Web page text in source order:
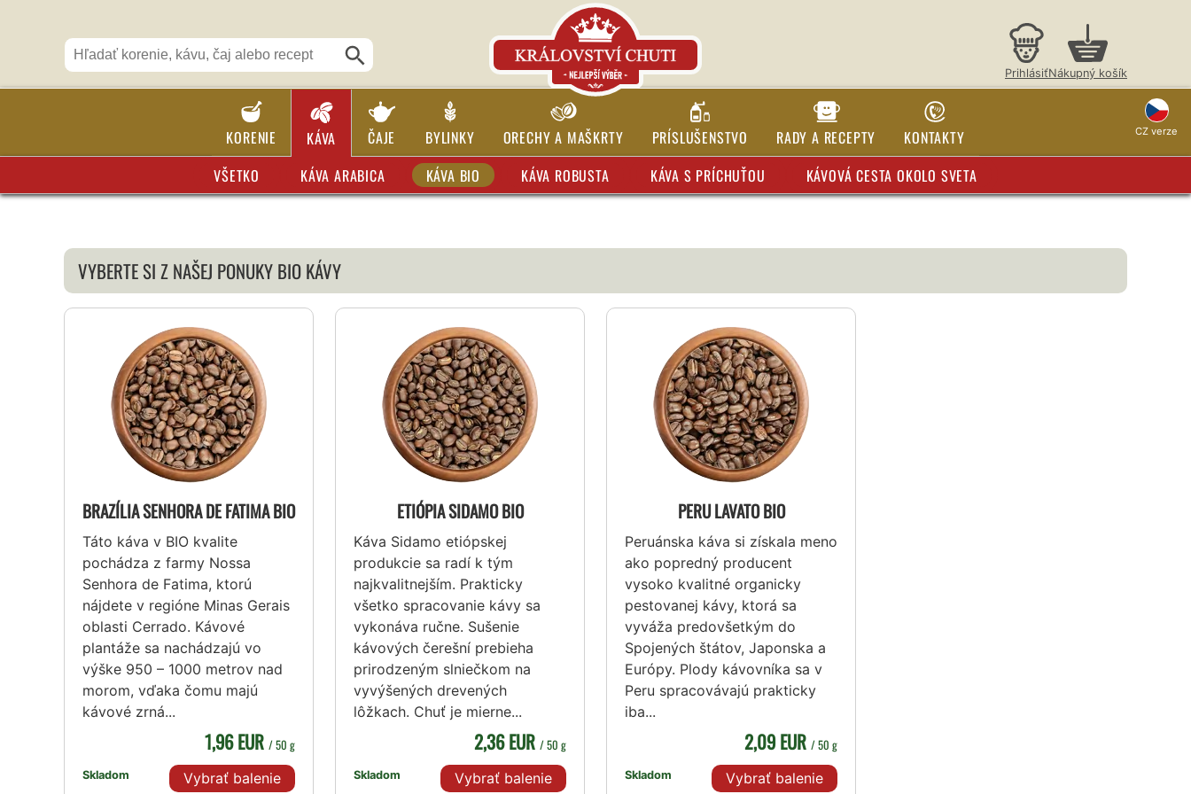
PrihlásiťNákupný košík
KORENIE KÁVA ČAJE BYLINKY ORECHY A MAŠKRTY PRÍSLUŠENSTVO RADY A RECEPTY KONTAKTY CZ verze
VŠETKO KÁVA ARABICA KÁVA BIO KÁVA ROBUSTA KÁVA S PRÍCHUŤOU KÁVOVÁ CESTA OKOLO SVETA
VYBERTE SI Z NAŠEJ PONUKY BIO KÁVY
BRAZÍLIA SENHORA DE FATIMA BIO
Táto káva v BIO kvalite
pochádza z farmy Nossa
Senhora de Fatima, ktorú
nájdete v regióne Minas Gerais
oblasti Cerrado. Kávové
plantáže sa nachádzajú vo
výške 950 – 1000 metrov nad
morom, vďaka čomu majú
kávové zrná...
Skladom
1,96 EUR / 50 g
Vybrať balenie
ETIÓPIA SIDAMO BIO
Káva Sidamo etiópskej
produkcie sa radí k tým
najkvalitnejším. Prakticky
všetko spracovanie kávy sa
vykonáva ručne. Sušenie
kávových čerešní prebieha
prirodzeným slniečkom na
vyvýšených drevených
lôžkach. Chuť je mierne...
Skladom
2,36 EUR / 50 g
Vybrať balenie
PERU LAVATO BIO
Peruánska káva si získala meno
ako popredný producent
vysoko kvalitné organicky
pestovanej kávy, ktorá sa
vyváža predovšetkým do
Spojených štátov, Japonska a
Európy. Plody kávovníka sa v
Peru spracovávajú prakticky
iba...
Skladom
2,09 EUR / 50 g
Vybrať balenie